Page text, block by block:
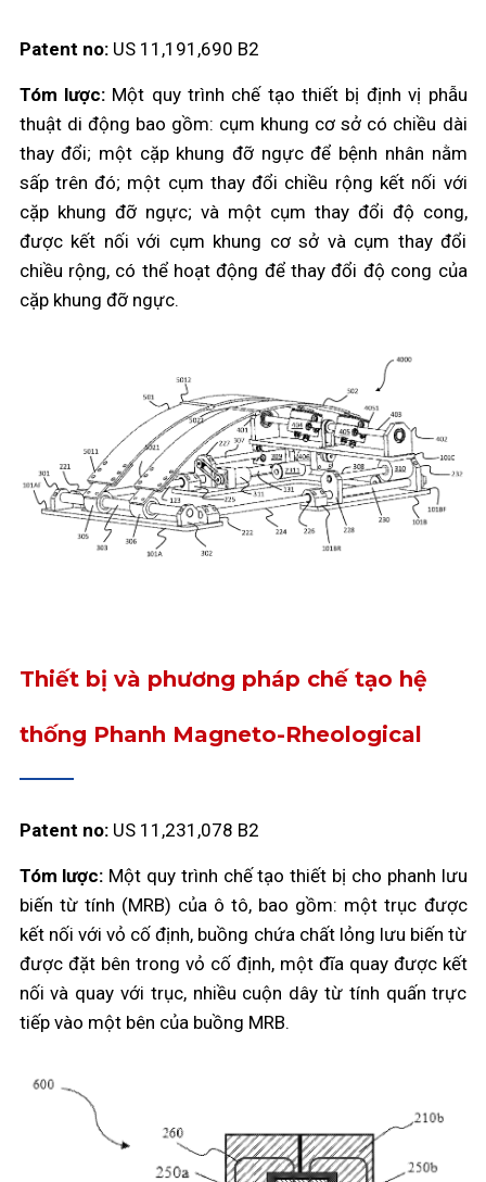
Patent no:US 11,191,690 B2
Tóm lược:Một quy trình chế tạo thiết bị định vị phẫu
thuật di động bao gồm: cụm khung cơ sở có chiều dài
thay đổi; một cặp khung đỡ ngực để bệnh nhân nằm
sấp trên đó; một cụm thay đổi chiều rộng kết nối với
cặp khung đỡ ngực; và một cụm thay đổi độ cong,
được kết nối với cụm khung cơ sở và cụm thay đổi
chiều rộng, có thể hoạt động để thay đổi độ cong của
cặp khung đỡ ngực.
Thiết bị và phương pháp chế tạo hệ
thống Phanh Magneto-Rheological
Patent no:US 11,231,078 B2
Tóm lược: Một quy trình chế tạo thiết bị cho phanh lưu
biến từ tính (MRB) của ô tô, bao gồm: một trục được
kết nối với vỏ cố định, buồng chứa chất lỏng lưu biến từ
được đặt bên trong vỏ cố định, một đĩa quay được kết
nối và quay với trục, nhiều cuộn dây từ tính quấn trực
tiếp vào một bên của buồng MRB.